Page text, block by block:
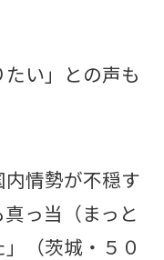
い」との声も
情勢が不穏す
っ当（まっと
（茨城・５０